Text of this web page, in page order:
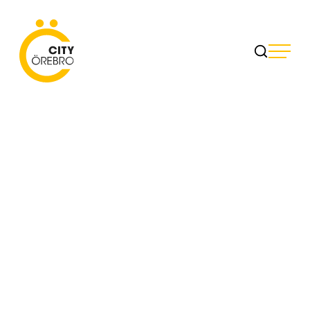
content
City Örebro